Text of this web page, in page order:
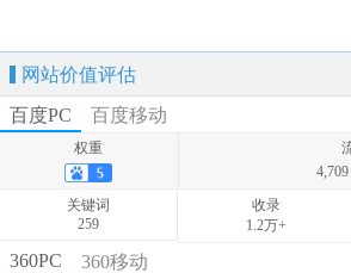
网站价值评估
百度PC
百度移动
权重
关键词
259
收录
1.2万+
权重
360PC 360移动